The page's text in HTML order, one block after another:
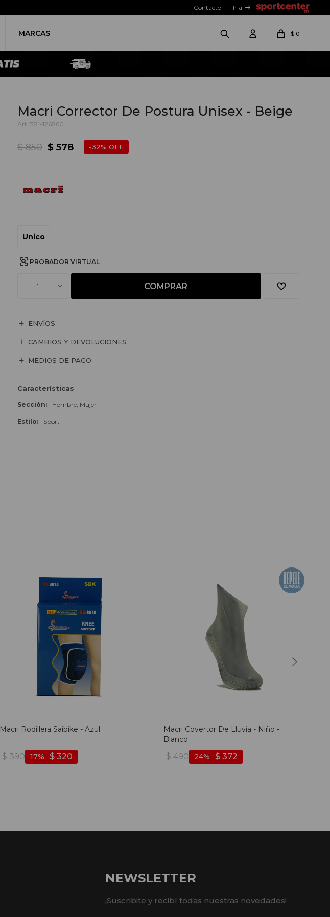
MARCAS $ 0
Contacto Ir a
Macri Corrector De Postura Unisex - Beige
381-126860
$ 578
$ 850 32
Unico
PROBADOR VIRTUAL
1 COMPRAR
ENVÍOS
CAMBIOS Y DEVOLUCIONES
MEDIOS DE PAGO
Características
Sección Hombre, Mujer
Estilo Sport
Macri Rodillera Saibike - Azul
$ 390 $ 320
17
Macri Covertor De Lluvia - Niño -
Blanco
$ 490 $ 372
24
NEWSLETTER
¡Suscribite y recibí todas nuestras novedades!